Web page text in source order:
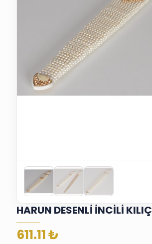
HARUN DESENLİ İNCİLİ KILIÇ
611.11₺